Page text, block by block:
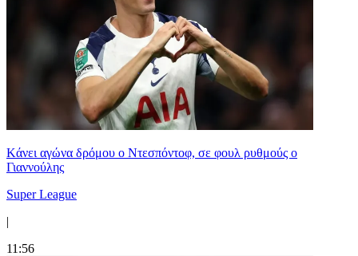
Kάνει αγώνα δρόμου ο Ντεσπόντοφ, σε φουλ ρυθμούς ο
Γιαννούλης
Super League
|
11:56